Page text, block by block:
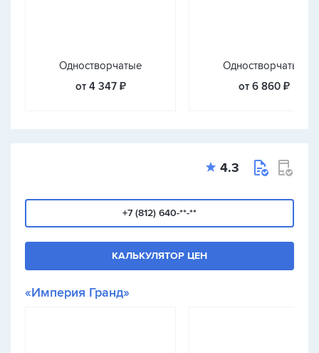
Одностворчатые
от 4 347 ₽
Одностворчатые
от 6 860 ₽
4.3
+7 (812) 640-**-**
КАЛЬКУЛЯТОР ЦЕН
«Империя Гранд»